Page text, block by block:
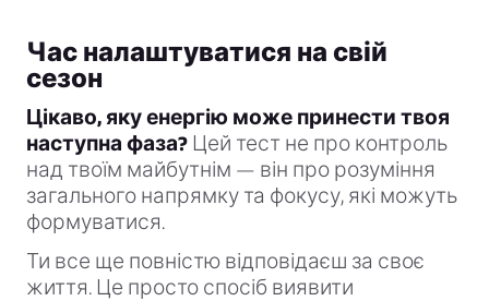
Час налаштуватися на свій
сезон
Цікаво, яку енергію може принести твоя
наступна фаза? Цей тест не про контроль
над твоїм майбутнім — він про розуміння
загального напрямку та фокусу, які можуть
формуватися.
Ти все ще повністю відповідаєш за своє
життя. Це просто спосіб виявити